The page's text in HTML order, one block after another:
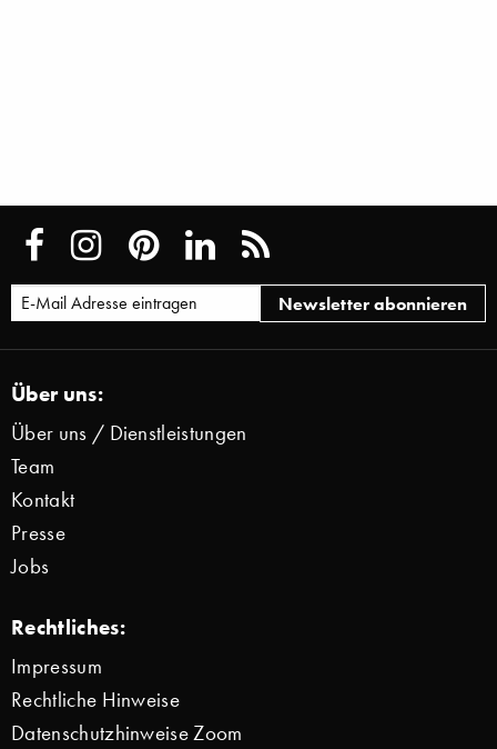
Über uns:
Über uns / Dienstleistungen
Team
Kontakt
Presse
Jobs
Rechtliches:
Impressum
Rechtliche Hinweise
Datenschutzhinweise Zoom